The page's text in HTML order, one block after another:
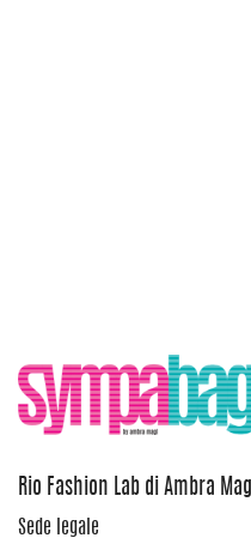
Rio Fashion Lab di Ambra Magi
Sede legale